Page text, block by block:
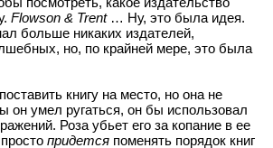
Flowson & Trent … Ну, это была идея.
больше никаких издателей,
но, по крайней мере, это была
книгу на место, но она не
он умел ругаться, он бы использовал
Роза убьет его за копание в ее
придется поменять порядок книг